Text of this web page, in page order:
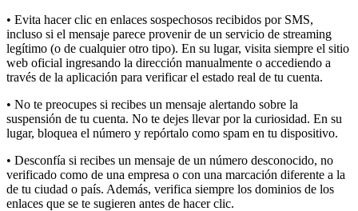
• Evita hacer clic en enlaces sospechosos recibidos por SMS,
incluso si el mensaje parece provenir de un servicio de streaming
legítimo (o de cualquier otro tipo). En su lugar, visita siempre el sitio
web oficial ingresando la dirección manualmente o accediendo a
través de la aplicación para verificar el estado real de tu cuenta.
• No te preocupes si recibes un mensaje alertando sobre la
suspensión de tu cuenta. No te dejes llevar por la curiosidad. En su
lugar, bloquea el número y repórtalo como spam en tu dispositivo.
• Desconfía si recibes un mensaje de un número desconocido, no
verificado como de una empresa o con una marcación diferente a la
de tu ciudad o país. Además, verifica siempre los dominios de los
enlaces que se te sugieren antes de hacer clic.